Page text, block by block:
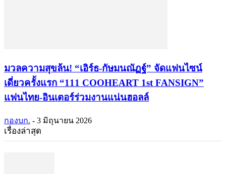
มวลความสุขล้น! “เอิร์ธ-กัษมนณัฏฐ์” จัดแฟนไซน์
เดี่ยวครั้งแรก “111 COOHEART 1st FANSIGN”
แฟนไทย-อินเตอร์ร่วมงานแน่นฮอลล์
กองบก. - 3 มิถุนายน 2026
เรื่องล่าสุด